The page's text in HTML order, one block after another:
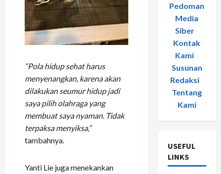
“Pola hidup sehat harus
menyenangkan, karena akan
dilakukan seumur hidup jadi
saya pilih olahraga yang
membuat saya nyaman. Tidak
terpaksa menyiksa,”
tambahnya.
Yanti Lie juga menekankan
Pedoman
Media
Siber-
Kontak
Kami
Susunan
Redaksi-
Tentang
Kami
USEFUL
LINKS